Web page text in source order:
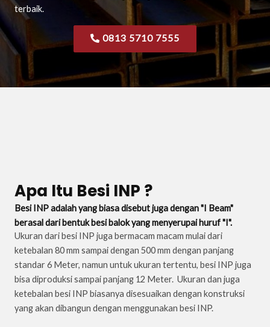
terbaik.
0813 5710 7555
Apa Itu Besi INP ?
Besi INP adalah yang biasa disebut juga dengan "I Beam"
berasal dari bentuk besi balok yang menyerupai huruf "I".
Ukuran dari besi INP juga bermacam macam mulai dari
ketebalan 80 mm sampai dengan 500 mm dengan panjang
standar 6 Meter, namun untuk ukuran tertentu, besi INP juga
bisa diproduksi sampai panjang 12 Meter. Ukuran dan juga
ketebalan besi INP biasanya disesuaikan dengan konstruksi
yang akan dibangun dengan menggunakan besi INP.